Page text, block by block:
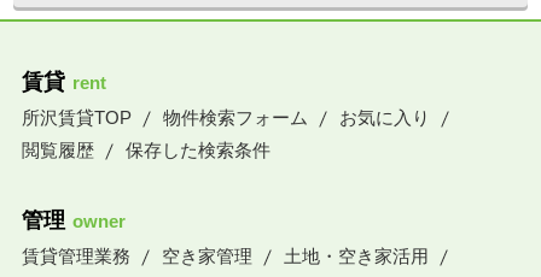
賃貸 rent
所沢賃貸TOP
物件検索フォーム
お気に入り
閲覧履歴
保存した検索条件
管理 owner
賃貸管理業務
空き家管理
土地・空き家活用